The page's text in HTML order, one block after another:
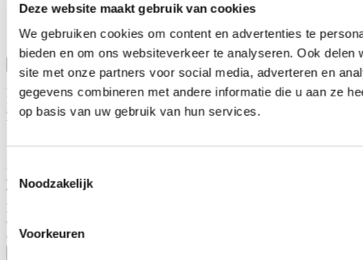
Deze website maakt gebruik van cookies
We gebruiken cookies om content en advertenties te
bieden en om ons websiteverkeer te analyseren. Ook
site met onze partners voor social media, adverteren en
gegevens combineren met andere informatie die u aan ze
op basis van uw gebruik van hun services.
Toestemmingsselectie
Noodzakelijk
Voorkeuren
Dit formulier wordt beschermd door reCAPTCHA - het
Privacybeleid van Googleen Servicevoorwaarden
toepassing.
Schrijf je eigen review
ofmaak een account aan
Toepasbaar op:
Honda
Civic 3 deurs/hatchback 2007-2008 2.0i Type R (FN2)
Civic 3 deurs/hatchback 2008-2012 2.0i Type R (FN2)